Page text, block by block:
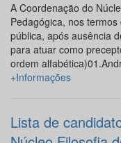
A Coordenação do
Pedagógica, nos
pública, após ausência
para atuar como
ordem
+Informações
Lista de